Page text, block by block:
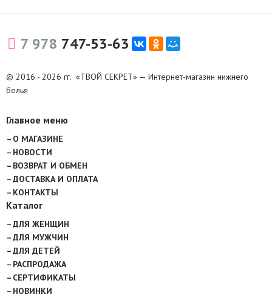
7 978 747-53-63
© 2016 - 2026 гг. «ТВОЙ СЕКРЕТ» — Интернет-магазин нижнего
белья
Главное меню
О МАГАЗИНЕ
НОВОСТИ
ВОЗВРАТ И ОБМЕН
ДОСТАВКА И ОПЛАТА
КОНТАКТЫ
Каталог
ДЛЯ ЖЕНЩИН
ДЛЯ МУЖЧИН
ДЛЯ ДЕТЕЙ
РАСПРОДАЖА
СЕРТИФИКАТЫ
НОВИНКИ